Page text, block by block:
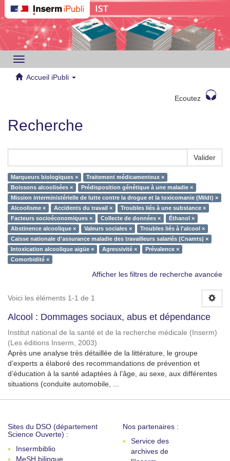
Toggle
navigation
Accueil iPubli
Ecoutez
Recherche
Valider
Marqueurs biologiques ×
Traitement médicamenteux ×
Boissons alcoolisées ×
Prédisposition génétique à une maladie ×
Mission interministérielle de lutte contre la drogue et la toxicomanie (Mildt) ×
Alcoolisme ×
Accidents du travail ×
Troubles liés à une substance ×
Facteurs socioéconomiques ×
Collecte de données ×
Éthanol ×
Abstinence alcoolique ×
Valeurs sociales ×
Troubles liés à l'alcool ×
Caisse nationale d'assurance maladie des travailleurs salariés (Cnamts) ×
Intoxication alcoolique aigüe ×
Agressivité ×
Prévalence ×
Comorbidité ×
Afficher les filtres de recherche avancée
Voici les éléments 1-1 de 1
Alcool : Dommages sociaux, abus et dépendance
Institut national de la santé et de la recherche médicale (Inserm)
(Les éditions Inserm, 2003)
Après une analyse très détaillée de la littérature, le groupe
d’experts a élaboré des recommandations de prévention et
d’éducation à la santé adaptées à l’âge, au sexe, aux différentes
situations (conduite automobile, ...
Sites du DSO (département
Science Ouverte) :
Insermbiblio
MeSH bilingue
Nos partenaires :
Service des
archives de